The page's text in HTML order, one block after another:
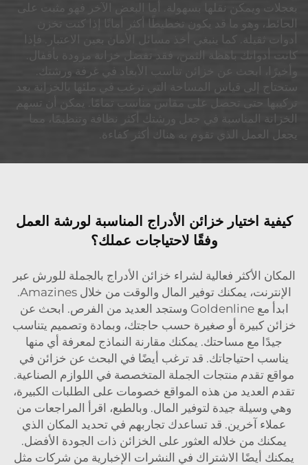
بعجلات ويمكن نقلها بسهولة. أما البعض الآخر فهو مثبت على
الحائط، وهو ما قد يكون تخطيطًا أكثر أمانًا إذا كنت تخزن
أدوات ثقيلة. كما ينبغي أخذ مسائل الأمان بعين الاعتبار. فإذا
كانت أدواتك باهظة الثمن، فقد تفضل خزانة مزودة بأقفال.
وأخيرًا، ابحث عن خزائن تناسب الأبعاد في غرفة ورشتك.
ستحتاج إلى قياس المساحة التي ترغب في ملئها بالخزانة بعد
تركيبها حتى تحصل على مقاس مناسب تمامًا. يمكن أن تسهم
الخزانة المناسبة في جعل ورشتك أكثر نظافة وتنظيمًا، مما
يجعل العمل الذي تقوم به هناك أكثر كفاءة.
كيفية اختيار خزائن الأدراج المناسبة لورشة العمل
وفقًا لاحتياجات عملك؟
المكان الأكثر فعالية لشراء خزائن الأدراج بالجملة للورش عبر
الإنترنت، يمكنك توفير المال والوقت من خلال Amazines.
ابدأ مع Goldenline وستجد العديد من الفرص. ابحث عن
خزائن كبيرة أو صغيرة حسب حاجتك، وبمادة وتصميم يتناسب
جيدًا مع مساحتك. يمكنك مقارنة النماذج لمعرفة أي منها
يناسب احتياجاتك. قد ترغب أيضًا في البحث عن خزائن في
مواقع تقدم منتجات الجملة المتخصصة في اللوازم الصناعية.
تقدم العديد من هذه المواقع خصومات على الطلبات الكبيرة،
وهي وسيلة جيدة لتوفير المال. وبالطبع، اقرأ المراجعات من
عملاء آخرين. قد تساعدك تجاربهم في تحديد المكان الذي
يمكنك من خلاله العثور على الخزائن ذات الجودة الأفضل.
يمكنك أيضًا الاشتراك في النشرات الإخبارية من شركات مثل